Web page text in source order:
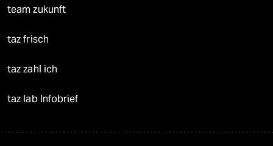
team zukunft
taz frisch
taz zahl ich
taz lab Infobrief